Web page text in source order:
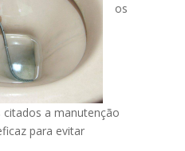
os
a manutenção
para evitar